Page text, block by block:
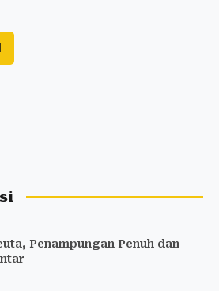
Penampungan Penuh dan